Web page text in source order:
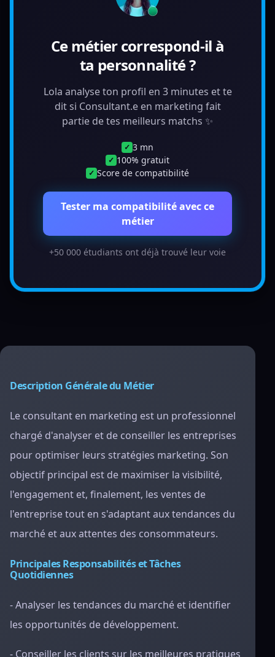
Ce métier correspond-il à
ta personnalité ?
Lola analyse ton profil en 3 minutes et te
dit si Consultant.e en marketing fait
partie de tes meilleurs matchs ✨
✓ 3 mn
✓ 100% gratuit
✓ Score de compatibilité
Tester ma compatibilité avec ce
métier
+50 000 étudiants ont déjà trouvé leur voie
Description Générale du Métier
Le consultant en marketing est un professionnel
chargé d'analyser et de conseiller les entreprises
pour optimiser leurs stratégies marketing. Son
objectif principal est de maximiser la visibilité,
l'engagement et, finalement, les ventes de
l'entreprise tout en s'adaptant aux tendances du
marché et aux attentes des consommateurs.
Principales Responsabilités et Tâches
Quotidiennes
- Analyser les tendances du marché et identifier
les opportunités de développement.
- Conseiller les clients sur les meilleures pratiques